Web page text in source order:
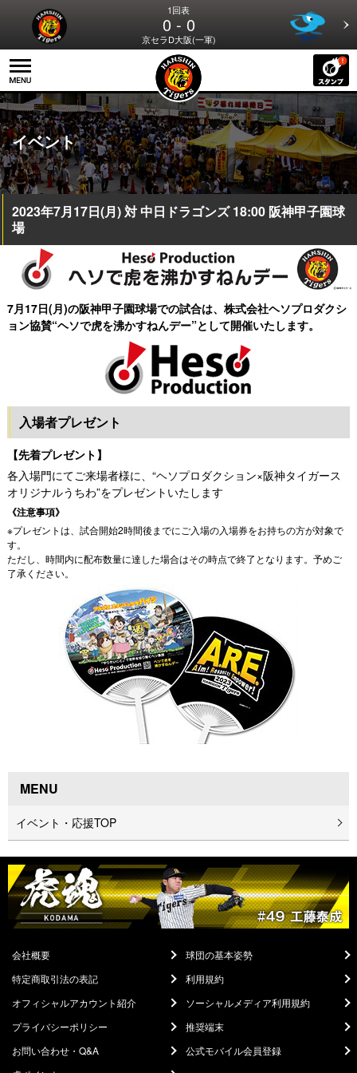
1回表
0 - 0
京セラD大阪(一軍)
イベント
2023年7月17日(月) 対 中日ドラゴンズ 18:00 阪神甲子園球
場
7月17日(月)の阪神甲子園球場での試合は、株式会社ヘソプロダクシ
ョン協賛“ヘソで虎を沸かすねんデー”として開催いたします。
入場者プレゼント
【先着プレゼント】
各入場門にてご来場者様に、“ヘソプロダクション×阪神タイガース
オリジナルうちわ”をプレゼントいたします
《注意事項》
※プレゼントは、試合開始2時間後までにご入場の入場券をお持ちの方が対象で
す。
ただし、時間内に配布数量に達した場合はその時点で終了となります。予めご
了承ください。
MENU
イベント・応援TOP
会社概要
球団の基本姿勢
特定商取引法の表記
利用規約
オフィシャルアカウント紹介
ソーシャルメディア利用規約
プライバシーポリシー
推奨端末
お問い合わせ・Q&A
公式モバイル会員登録